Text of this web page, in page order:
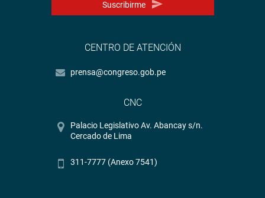
Suscribirme
CENTRO DE ATENCIÓN
prensa@congreso.gob.pe
CNC
Palacio Legislativo Av. Abancay s/n.
Cercado de Lima
311-7777 (Anexo 7541)